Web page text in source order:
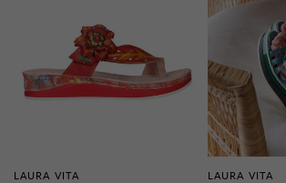
APERÇU RAPIDE
LAURA VITA LAURA VITA